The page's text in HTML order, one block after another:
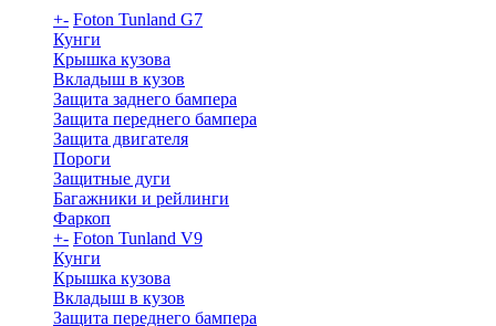
+- Foton Tunland G7
Кунги
Крышка кузова
Вкладыш в кузов
Защита заднего бампера
Защита переднего бампера
Защита двигателя
Пороги
Защитные дуги
Багажники и рейлинги
Фаркоп
+- Foton Tunland V9
Кунги
Крышка кузова
Вкладыш в кузов
Защита переднего бампера